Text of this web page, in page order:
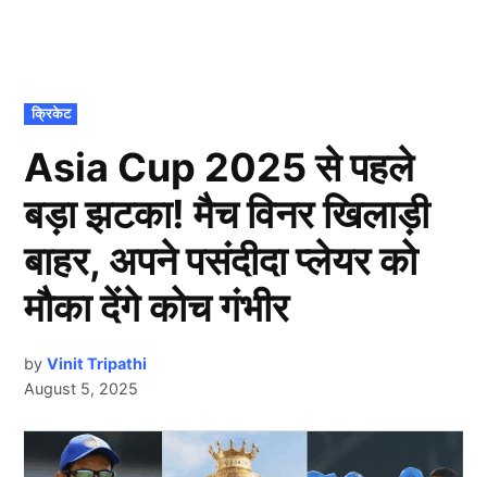
POSTED
IN
क्रिकेट
Asia Cup 2025 से पहले
बड़ा झटका! मैच विनर खिलाड़ी
बाहर, अपने पसंदीदा प्लेयर को
मौका देंगे कोच गंभीर
by Vinit Tripathi
August 5, 2025